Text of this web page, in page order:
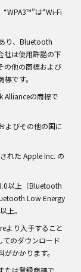
は“Wi-Fi
り、Bluetooth
社は使用許諾の下
の他の商標および
です。
Allianceの商標で
びその他の国に
れた Apple Inc. の
以上（Bluetooth
Low Energy
上。
より入手すること
てのダウンロード
かかります。
たは登録商標で